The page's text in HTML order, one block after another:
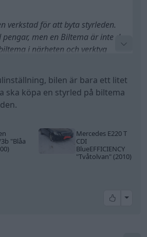
verkstad för att byta styrleden.
men en Biltema är inte dyr
i närheten och verktyg
har du inget val. Låna av
kan du glömma med det
bilen är bara ett litet
ska köpa en styrled på biltema
"Blåa
Mercedes E220 T
CDI
BlueEFFICIENCY
"Tvåtolvan"(2010)
All